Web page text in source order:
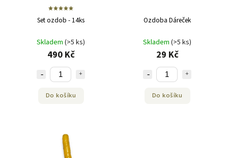
Set ozdob - 14ks
Skladem (>5 ks)
490 Kč
Do košíku
Ozdoba Dáreček
Skladem (>5 ks)
29 Kč
Do košíku